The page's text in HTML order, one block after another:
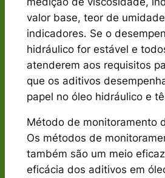
valor base, teor de
indicadores. Se o
hidráulico for estável e
atenderem aos requisitos
que os aditivos
papel no óleo hidráulico e
Método de monitoramento
Os métodos de
também são um meio
eficácia dos aditivos em